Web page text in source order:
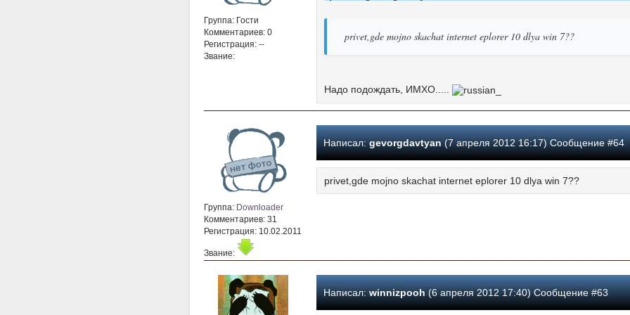
Группа: Гости
Комментариев: 0
Регистрация: --
Звание:
privet,gde mojno skachat internet eplorer 10 dlya win 7??
Надо подождать, ИМХО.....
Группа: Downloader
Комментариев: 31
Регистрация: 10.02.2011
Звание:
Написал: gevorgdavtyan(7 апреля 2012 16:17) Сообщение #64
privet,gde mojno skachat internet eplorer 10 dlya win 7??
Написал: winnizpooh(6 апреля 2012 17:40) Сообщение #63